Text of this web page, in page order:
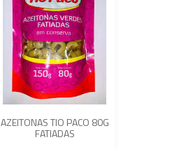
AZEITONAS TIO PACO 80G
FATIADAS